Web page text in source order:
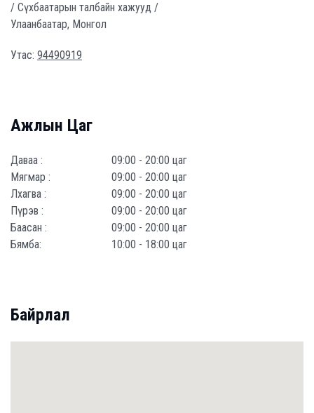
/ Сүхбаатарын талбайн хажууд /
Улаанбаатар, Монгол
Утас: 94490919
Ажлын Цаг
Даваа :
09:00 - 20:00 цаг
Мягмар :
09:00 - 20:00 цаг
Лхагва :
09:00 - 20:00 цаг
Пүрэв :
09:00 - 20:00 цаг
Баасан :
09:00 - 20:00 цаг
Бямба:
10:00 - 18:00 цаг
Байрлал